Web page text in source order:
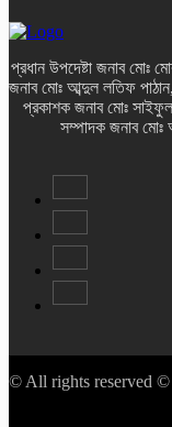
প্রধান উপদেষ্টা জনাব
জনাব মোঃ আব্দুল লতিফ
প্রকাশক জনাব মোঃ
সম্পাদক জনাব মোঃ
© All rights reserved ©